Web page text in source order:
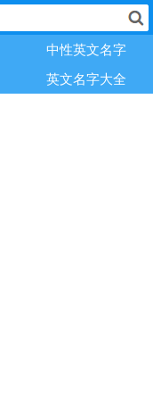
中性英文名字
英文名字大全